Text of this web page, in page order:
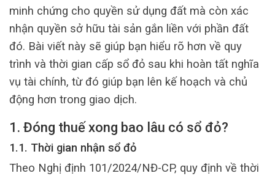
minh chứng cho quyền sử dụng đất mà còn xác
nhận quyền sở hữu tài sản gắn liền với phần đất
đó. Bài viết này sẽ giúp bạn hiểu rõ hơn về quy
trình và thời gian cấp sổ đỏ sau khi hoàn tất nghĩa
vụ tài chính, từ đó giúp bạn lên kế hoạch và chủ
động hơn trong giao dịch.
1. Đóng thuế xong bao lâu có sổ đỏ?
1.1. Thời gian nhận sổ đỏ
Theo Nghị định 101/2024/NĐ-CP, quy định về thời